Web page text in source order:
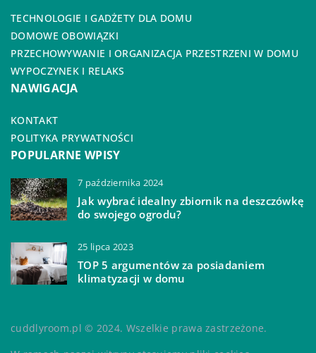
TECHNOLOGIE I GADŻETY DLA DOMU
DOMOWE OBOWIĄZKI
PRZECHOWYWANIE I ORGANIZACJA PRZESTRZENI W DOMU
WYPOCZYNEK I RELAKS
NAWIGACJA
KONTAKT
POLITYKA PRYWATNOŚCI
POPULARNE WPISY
7 października 2024
Jak wybrać idealny zbiornik na deszczówkę
do swojego ogrodu?
25 lipca 2023
TOP 5 argumentów za posiadaniem
klimatyzacji w domu
cuddlyroom.pl © 2024. Wszelkie prawa zastrzeżone.